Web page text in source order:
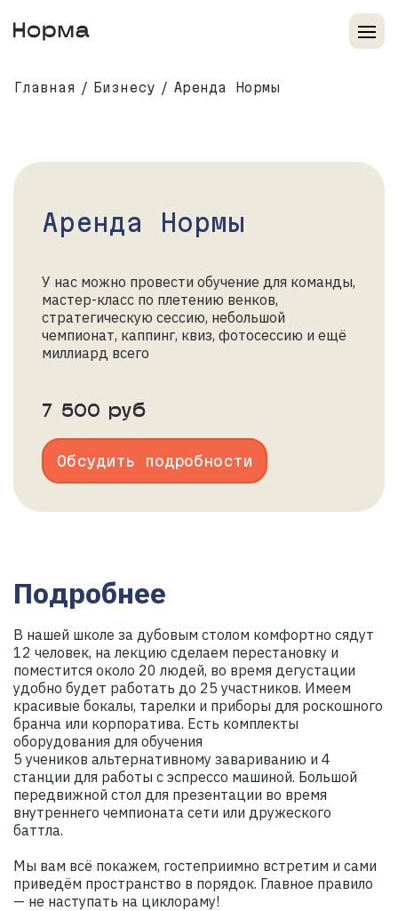
Главная Бизнесу Аренда Нормы
Подробнее
В нашей школе за дубовым столом комфортно сядут
12 человек, на лекцию сделаем перестановку и
поместится около 20 людей, во время дегустации
удобно будет работать до 25 участников. Имеем
красивые бокалы, тарелки и приборы для роскошного
бранча или корпоратива. Есть комплекты
оборудования для обучения
5 учеников альтернативному завариванию и 4
станции для работы с эспрессо машиной. Большой
передвижной стол для презентации во время
внутреннего чемпионата сети или дружеского
баттла.
Мы вам всё покажем, гостеприимно встретим и сами
приведём пространство в порядок. Главное правило
— не наступать на циклораму!
Аренда Нормы
У нас можно провести обучение для команды,
мастер-класс по плетению венков,
стратегическую сессию, небольшой
чемпионат, каппинг, квиз, фотосессию и ещё
миллиард всего
7 500 руб
Обсудить подробности